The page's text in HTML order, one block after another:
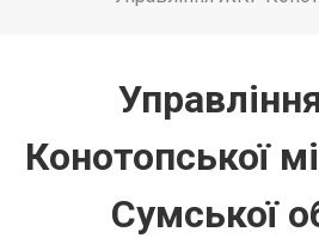
Конотопської
Сумської